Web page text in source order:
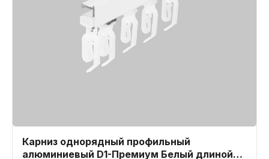
Карниз однорядный профильный
алюминиевый D1-Премиум Белый длиной